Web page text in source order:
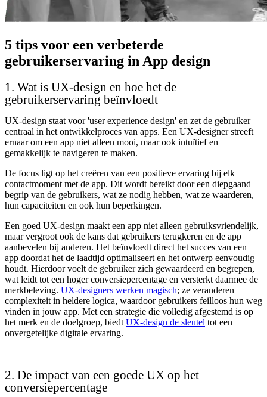
5 tips voor een verbeterde
gebruikerservaring in App design
1. Wat is UX-design en hoe het de
gebruikerservaring beïnvloedt
UX-design staat voor 'user experience design' en zet de gebruiker
centraal in het ontwikkelproces van apps. Een UX-designer streeft
ernaar om een app niet alleen mooi, maar ook intuïtief en
gemakkelijk te navigeren te maken.
De focus ligt op het creëren van een positieve ervaring bij elk
contactmoment met de app. Dit wordt bereikt door een diepgaand
begrip van de gebruikers, wat ze nodig hebben, wat ze waarderen,
hun capaciteiten en ook hun beperkingen.
Een goed UX-design maakt een app niet alleen gebruiksvriendelijk,
maar vergroot ook de kans dat gebruikers terugkeren en de app
aanbevelen bij anderen. Het beïnvloedt direct het succes van een
app doordat het de laadtijd optimaliseert en het ontwerp eenvoudig
houdt. Hierdoor voelt de gebruiker zich gewaardeerd en begrepen,
wat leidt tot een hoger conversiepercentage en versterkt daarmee de
merkbeleving. UX-designers werken magisch; ze veranderen
complexiteit in heldere logica, waardoor gebruikers feilloos hun weg
vinden in jouw app. Met een strategie die volledig afgestemd is op
het merk en de doelgroep, biedt UX-design de sleutel tot een
onvergetelijke digitale ervaring.
2. De impact van een goede UX op het
conversiepercentage